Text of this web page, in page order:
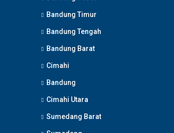
Bandung Timur
Bandung Tengah
Bandung Barat
Cimahi
Bandung
Cimahi Utara
Sumedang Barat